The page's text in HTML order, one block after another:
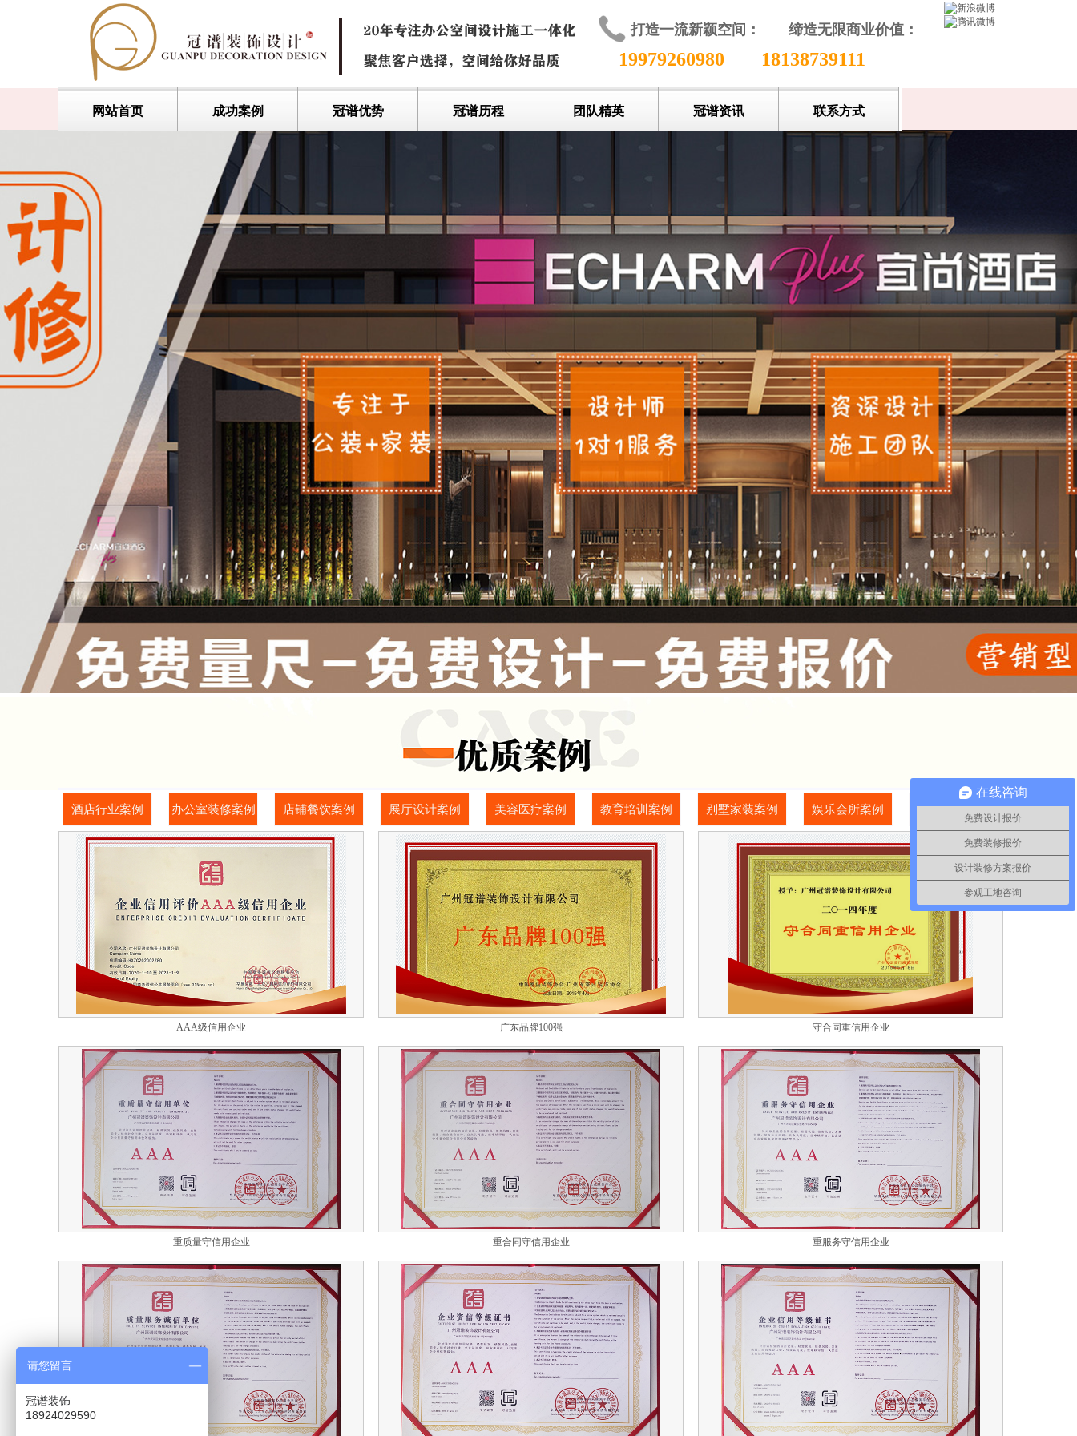
打造一流新颖空间： 缔造无限商业价值 ：
19979260980 18138739111
网站首页 成功案例 冠谱优势 冠谱历程 团队精英 冠谱资讯 联系方式
AAA级信用企业 广东品牌100强 守合同重信用企业
重质量守信用企业 重合同守信用企业 重服务守信用企业
酒店行业案例 办公室装修案例 店铺餐饮案例 展厅设计案例 美容医疗案例 教育培训案例 别墅家装案例 娱乐会所案例 其他行业案例
在线咨询
免费设计报价
免费装修报价
设计装修方案报价
参观工地咨询
请您留言
冠谱装饰
18924029590